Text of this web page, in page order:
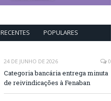
RECENTES POPULARES
24 DE JUNHO DE 2026 0
Categoria bancária entrega minuta
de reivindicações à Fenaban